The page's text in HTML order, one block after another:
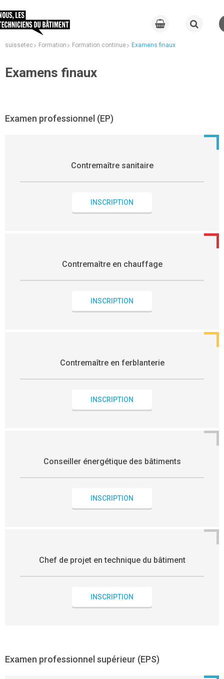
suissetec Formation Formation continue Examens finaux
Examens finaux
Examen professionnel (EP)
Contremaître sanitaire
INSCRIPTION
Contremaître en chauffage
INSCRIPTION
Contremaître en ferblanterie
INSCRIPTION
Conseiller énergétique des bâtiments
INSCRIPTION
Chef de projet en technique du bâtiment
INSCRIPTION
Examen professionnel supérieur (EPS)